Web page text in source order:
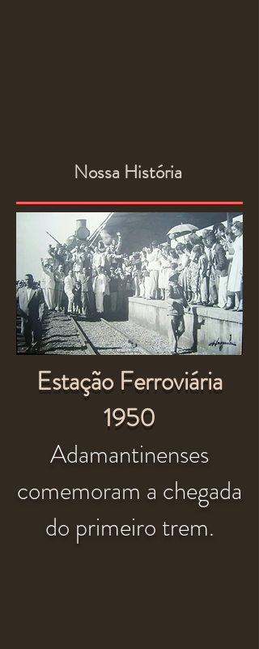
Nossa História
Estação Ferroviária
1950
Adamantinenses
comemoram a chegada
do primeiro trem.